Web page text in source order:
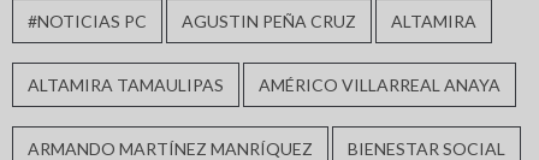
#NOTICIAS PC AGUSTIN PEÑA CRUZ ALTAMIRA
ALTAMIRA TAMAULIPAS AMÉRICO VILLARREAL ANAYA
ARMANDO MARTÍNEZ MANRÍQUEZ BIENESTAR SOCIAL